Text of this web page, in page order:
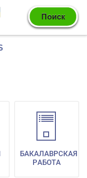
БАКАЛАВРСКАЯ
РАБОТА